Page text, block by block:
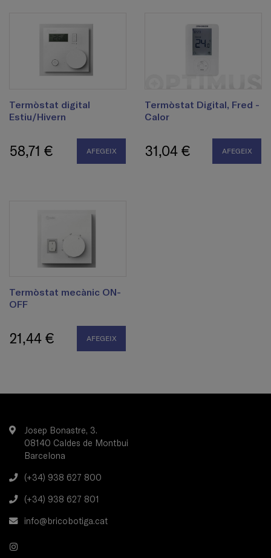
Termòstat digital
Estiu/Hivern
58,71 € AFEGEIX
Termòstat Digital, Fred -
Calor
31,04 € AFEGEIX
Termòstat mecànic ON-
OFF
21,44 € AFEGEIX
Josep Bonastre, 3.
08140 Caldes de Montbui
Barcelona
(+34) 938 627 800
(+34) 938 627 801
info@bricobotiga.cat